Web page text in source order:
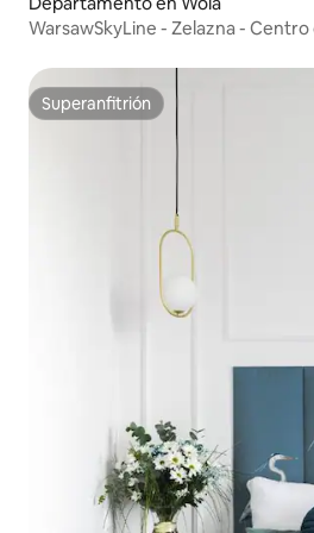
WarsawSkyLine - Zelazna - Centro
Superanfitrión
Superanfitrión